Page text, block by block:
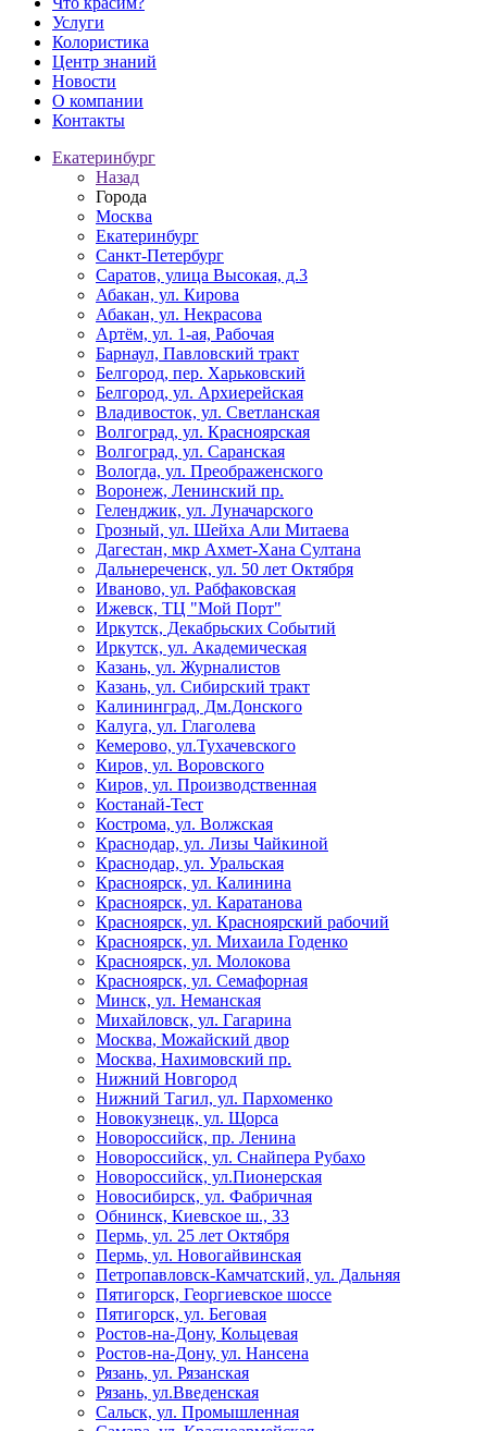
Услуги
Колористика
Центр знаний
Новости
О компании
Контакты
Екатеринбург
Назад
Города
Москва
Екатеринбург
Санкт-Петербург
Саратов, улица Высокая, д.3
Абакан, ул. Кирова
Абакан, ул. Некрасова
Артём, ул. 1-ая, Рабочая
Барнаул, Павловский тракт
Белгород, пер. Харьковский
Белгород, ул. Архиерейская
Владивосток, ул. Светланская
Волгоград, ул. Красноярская
Волгоград, ул. Саранская
Вологда, ул. Преображенского
Воронеж, Ленинский пр.
Геленджик, ул. Луначарского
Грозный, ул. Шейха Али Митаева
Дагестан, мкр Ахмет-Хана Султана
Дальнереченск, ул. 50 лет Октября
Иваново, ул. Рабфаковская
Ижевск, ТЦ "Мой Порт"
Иркутск, Декабрьских Событий
Иркутск, ул. Академическая
Казань, ул. Журналистов
Казань, ул. Сибирский тракт
Калининград, Дм.Донского
Калуга, ул. Глаголева
Кемерово, ул.Тухачевского
Киров, ул. Воровского
Киров, ул. Производственная
Костанай-Тест
Кострома, ул. Волжская
Краснодар, ул. Лизы Чайкиной
Краснодар, ул. Уральская
Красноярск, ул. Калинина
Красноярск, ул. Каратанова
Красноярск, ул. Красноярский рабочий
Красноярск, ул. Михаила Годенко
Красноярск, ул. Молокова
Красноярск, ул. Семафорная
Минск, ул. Неманская
Михайловск, ул. Гагарина
Москва, Можайский двор
Москва, Нахимовский пр.
Нижний Новгород
Нижний Тагил, ул. Пархоменко
Новокузнецк, ул. Щорса
Новороссийск, пр. Ленина
Новороссийск, ул. Снайпера Рубахо
Новороссийск, ул.Пионерская
Новосибирск, ул. Фабричная
Обнинск, Киевское ш., 33
Пермь, ул. 25 лет Октября
Пермь, ул. Новогайвинская
Петропавловск-Камчатский, ул. Дальняя
Пятигорск, Георгиевское шоссе
Пятигорск, ул. Беговая
Ростов-на-Дону, Кольцевая
Ростов-на-Дону, ул. Нансена
Рязань, ул. Рязанская
Рязань, ул.Введенская
Сальск, ул. Промышленная